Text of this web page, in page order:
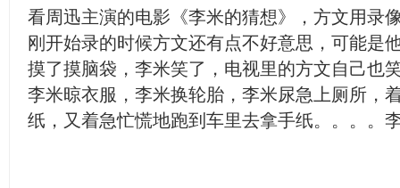
看周迅主演的电影《李米的猜想》， 方文用录
刚开始录的时候方文还有点不好意思，可能是
摸了摸脑袋，李米笑了，电视里的方文自己也
李米晾衣服，李米换轮胎，李米尿急上厕所，
纸，又着急忙慌地跑到车里去拿手纸。。。。